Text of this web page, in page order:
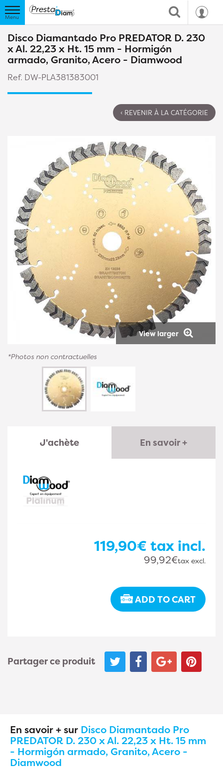
Disco Diamantado Pro PREDATOR D. 230
x Al. 22,23 x Ht. 15 mm - Hormigón
armado, Granito, Acero - Diamwood
Ref. DW-PLA381383001
‹ REVENIR À LA CATÉGORIE
View larger
*Photos non contractuelles
J'achète En savoir +
119,90€ tax incl.
99,92€tax excl.
ADD TO CART
Partager ce produit
En savoir + sur Disco Diamantado Pro
PREDATOR D. 230 x Al. 22,23 x Ht. 15 mm
- Hormigón armado, Granito, Acero -
Diamwood